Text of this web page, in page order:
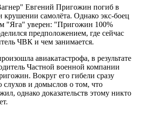
Евгений Пригожин погиб в
крушении самолёта. Однако экс-боец
"Яга" уверен: "Пригожин 100%
предположением, где сейчас
ЧВК и чем занимается.
авиакатастрофа, в результате
Частной военной компании
Вокруг его гибели сразу
слухов и домыслов о том, что
однако доказательств этому никто